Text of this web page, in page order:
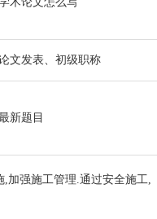
文发表、初级职称
新题目
强施工管理.通过安全施工,